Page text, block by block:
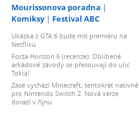
Mourissonova poradna
Komiksy
Festival ABC
Ukázka z GTA 6 bude mít premiéru na
Netflixu
Forza Horizon 6 (recenze): Oblíbené
arkádové závody se přesouvají do ulic
Tokia!
Zase vychází Minecraft, tentokrát nativně
pro Nintendo Switch 2. Nová verze
dorazí v říjnu